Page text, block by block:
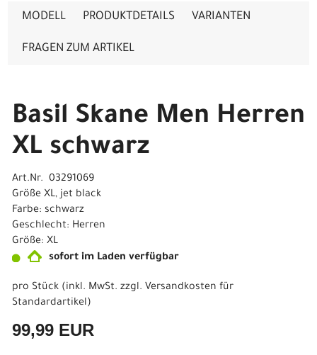
MODELL PRODUKTDETAILS VARIANTEN
FRAGEN ZUM ARTIKEL
Basil Skane Men Herren
XL schwarz
Art.Nr. 03291069
Größe XL, jet black
Farbe: schwarz
Geschlecht: Herren
Größe: XL
sofort im Laden verfügbar
pro Stück (inkl. MwSt. zzgl. Versandkosten für
Standardartikel)
99,99 EUR